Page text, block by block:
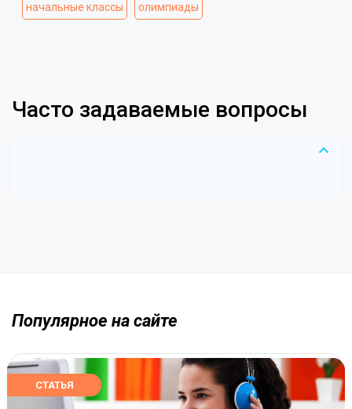
начальные классы олимпиады
Часто задаваемые вопросы
Популярное на сайте
СТАТЬЯ